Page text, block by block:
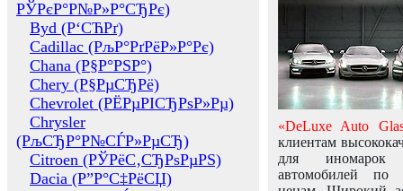
РЎРєР°Р№Р»Р°СЂРє)
Byd (Р‘СЋРґ)
Cadillac (РљР°РґРёР»Р°Рє)
Chana (Р§Р°РЅР°)
Chery (Р§РµСЂРё)
Chevrolet (РЁРµРІСЂРѕР»Рµ)
Chrysler
(РљСЂР°Р№СЃР»РµСЂ)
Citroen (РЎРёС‚СЂРѕРµРЅ)
Dacia (Р”Р°С‡РёСЏ)
«DeLuxe Auto
клиентам
для иномарок
автомобилей